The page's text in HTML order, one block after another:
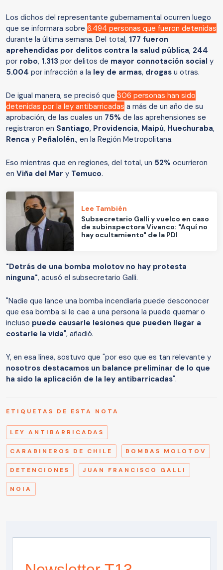
Los dichos del representante gubernamental ocurren luego
que se informara sobre 6.494 personas que fueron detenidas
durante la última semana. Del total, 177 fueron
aprehendidas por delitos contra la salud pública, 244
por robo, 1.313 por delitos de mayor connotación social y
5.004 por infracción a la ley de armas, drogas u otras.
De igual manera, se precisó que 306 personas han sido
detenidas por la ley antibarricadas a más de un año de su
aprobación, de las cuales un 75% de las aprehensiones se
registraron en Santiago, Providencia, Maipú, Huechuraba,
Renca y Peñalolén., en la Región Metropolitana.
Eso mientras que en regiones, del total, un 52% ocurrieron
en Viña del Mar y Temuco.
Lee También
Subsecretario Galli y vuelco en caso
de subinspectora Vivanco: "Aquí no
hay ocultamiento" de la PDI
"Detrás de una bomba molotov no hay protesta
ninguna", acusó el subsecretario Galli.
"Nadie que lance una bomba incendiaria puede desconocer
que esa bomba si le cae a una persona la puede quemar o
incluso puede causarle lesiones que pueden llegar a
costarle la vida", añadió.
Y, en esa línea, sostuvo que "por eso que es tan relevante y
nosotros destacamos un balance preliminar de lo que
ha sido la aplicación de la ley antibarricadas".
ETIQUETAS DE ESTA NOTA
LEY ANTIBARRICADAS
CARABINEROS DE CHILE BOMBAS MOLOTOV
DETENCIONES JUAN FRANCISCO GALLI
NOIA